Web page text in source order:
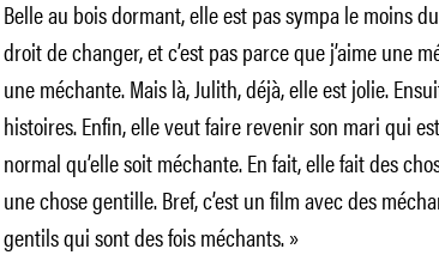
Belle au bois dormant, elle est pas sympa le moins
droit de changer, et c’est pas parce que j’aime une
une méchante. Mais là, Julith, déjà, elle est jolie.
histoires. Enfin, elle veut faire revenir son mari qui
normal qu’elle soit méchante. En fait, elle fait des
une chose gentille. Bref, c’est un film avec des
gentils qui sont des fois méchants. »